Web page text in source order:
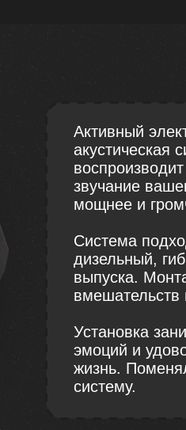
Активный
акустическая
звучание
мощнее и
Система
дизельный,
выпуска.
Установка
эмоций и
жизнь.
систему.